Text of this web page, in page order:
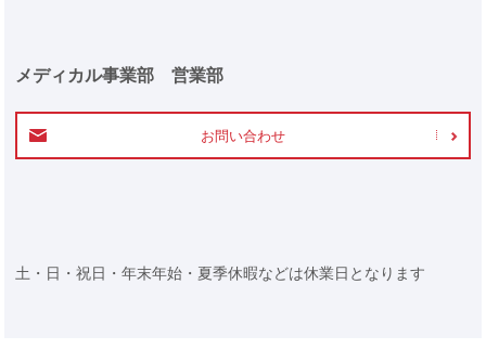
メディカル事業部 営業部
お問い合わせ
土・日・祝日・年末年始・夏季休暇などは休業日となります